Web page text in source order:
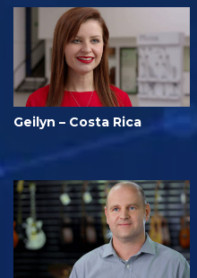
Geilyn – Costa Rica